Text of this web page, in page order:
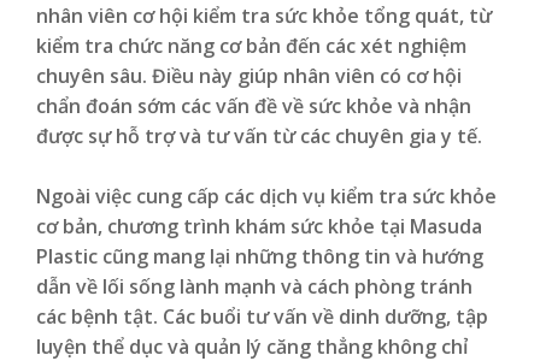
nhân viên cơ hội kiểm tra sức khỏe tổng quát, từ
kiểm tra chức năng cơ bản đến các xét nghiệm
chuyên sâu. Điều này giúp nhân viên có cơ hội
chẩn đoán sớm các vấn đề về sức khỏe và nhận
được sự hỗ trợ và tư vấn từ các chuyên gia y tế.
Ngoài việc cung cấp các dịch vụ kiểm tra sức khỏe
cơ bản, chương trình khám sức khỏe tại Masuda
Plastic cũng mang lại những thông tin và hướng
dẫn về lối sống lành mạnh và cách phòng tránh
các bệnh tật. Các buổi tư vấn về dinh dưỡng, tập
luyện thể dục và quản lý căng thẳng không chỉ